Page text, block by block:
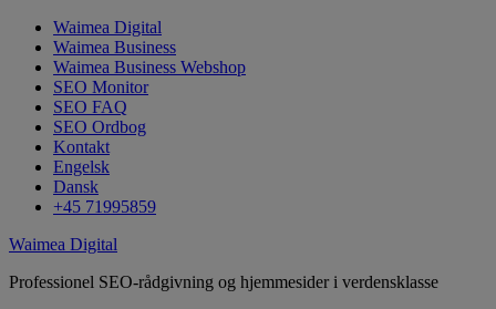
Waimea Digital
Waimea Business
Waimea Business Webshop
SEO Monitor
SEO FAQ
SEO Ordbog
Kontakt
Engelsk
Dansk
+45 71995859
Waimea Digital
Professionel SEO-rådgivning og hjemmesider i verdensklasse